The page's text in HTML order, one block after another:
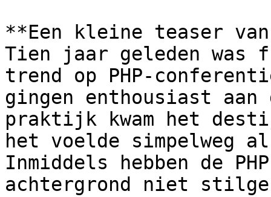
**Een kleine teaser
Tien jaar geleden was
trend op PHP-
gingen enthousiast
praktijk kwam het
het voelde simpelweg
Inmiddels hebben de
achtergrond niet